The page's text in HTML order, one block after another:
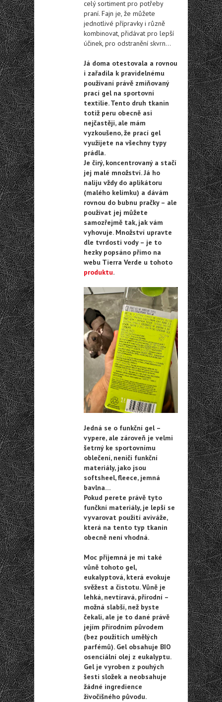
celý sortiment pro potřeby
praní. Fajn je, že můžete
jednotlivé přípravky i různě
kombinovat, přidávat pro lepší
účinek, pro odstranění skvrn…
Já doma otestovala a rovnou
i zařadila k pravidelnému
používaní právě zmiňovaný
prací gel na sportovní
textilie. Tento druh tkanin
totiž peru obecně asi
nejčastěji, ale mám
vyzkoušeno, že prací gel
využijete na všechny typy
prádla.
Je čirý, koncentrovaný a stačí
jej malé množství. Já ho
naliju vždy do aplikátoru
(malého kelímku) a dávám
rovnou do bubnu pračky – ale
používat jej můžete
samozřejmě tak, jak vám
vyhovuje. Množství upravte
dle tvrdosti vody – je to
hezky popsáno přímo na
webu Tierra Verde u tohoto
produktu.
Jedná se o funkční gel –
vypere, ale zároveň je velmi
šetrný ke sportovnímu
oblečení, neničí funkční
materiály, jako jsou
softsheel, fleece, jemná
bavlna…
Pokud perete právě tyto
funčkní materiály, je lepší se
vyvarovat použití aviváže,
která na tento typ tkanin
obecně není vhodná.
Moc příjemná je mi také
vůně tohoto gel,
eukalyptová, která evokuje
svěžest a čistotu. Vůně je
lehká, nevtíravá, přírodní –
možná slabší, než byste
čekali, ale je to dané právě
jejím přírodním původem
(bez použitích umělých
parfémů). Gel obsahuje BIO
osenciální olej z eukalyptu.
Gel je vyroben z pouhých
šesti složek a neobsahuje
žádné ingredience
živočišného původu.